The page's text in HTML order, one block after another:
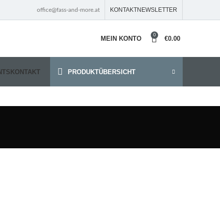
office@fass-and-more.at KONTAKTNEWSLETTER
MEIN KONTO 0 €0.00
KONTAKT PRODUKTÜBERSICHT